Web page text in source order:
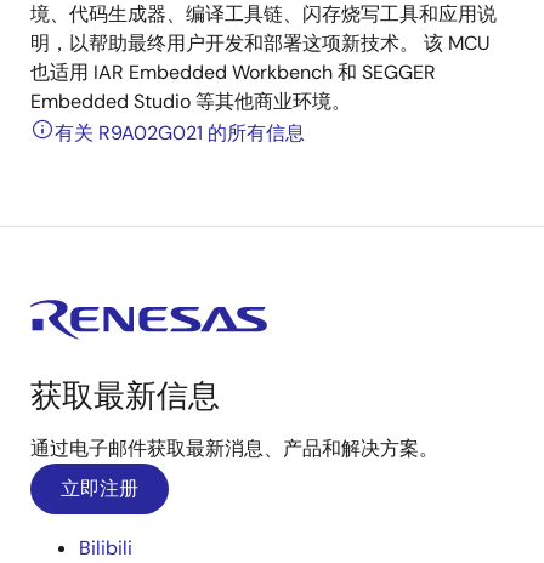
境、代码生成器、编译工具链、闪存烧写工具和应用说
明，以帮助最终用户开发和部署这项新技术。 该 MCU
也适用 IAR Embedded Workbench 和 SEGGER
Embedded Studio 等其他商业环境。
有关 R9A02G021 的所有信息
获取最新信息
通过电子邮件获取最新消息、产品和解决方案。
立即注册
Bilibili